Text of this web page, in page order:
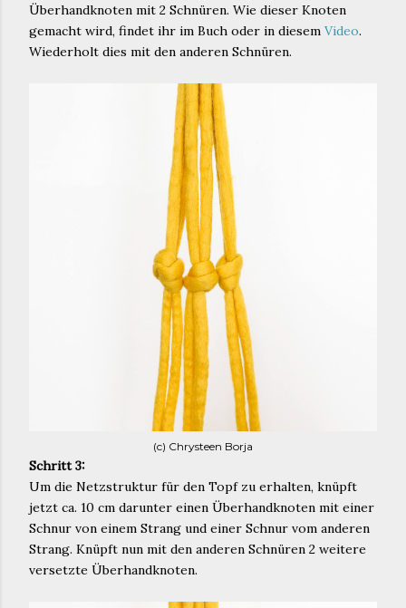
Überhandknoten mit 2 Schnüren. Wie dieser Knoten
gemacht wird, findet ihr im Buch oder in diesem Video.
Wiederholt dies mit den anderen Schnüren.
(c) Chrysteen Borja
Schritt 3:
Um die Netzstruktur für den Topf zu erhalten, knüpft
jetzt ca. 10 cm darunter einen Überhandknoten mit einer
Schnur von einem Strang und einer Schnur vom anderen
Strang. Knüpft nun mit den anderen Schnüren 2 weitere
versetzte Überhandknoten.